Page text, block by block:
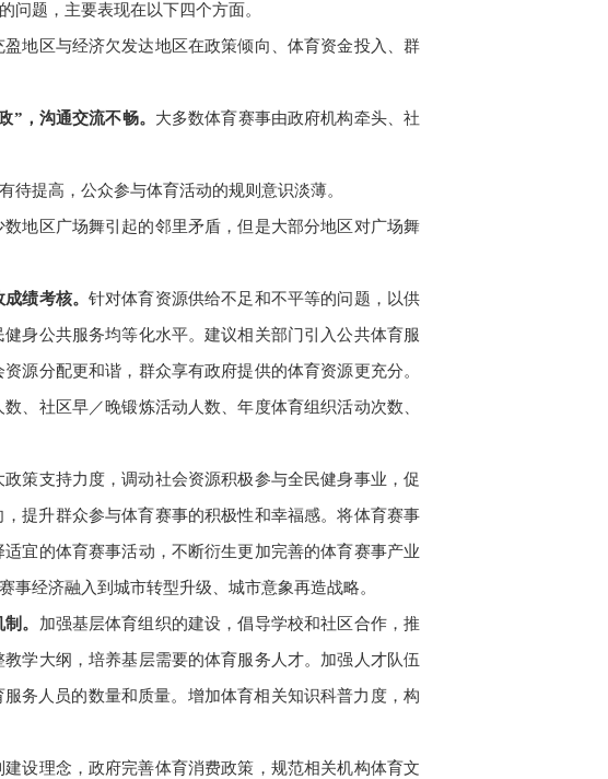
问题，主要表现在以下四个方面。
地区与经济欠发达地区在政策倾向、体育资金投入、群
”，沟通交流不畅。 大多数体育赛事由政府机构牵头、社
提高，公众参与体育活动的规则意识淡薄。
地区广场舞引起的邻里矛盾，但是大部分地区对广场舞
绩考核。 针对体育资源供给不足和不平等的问题，以供
身公共服务均等化水平。建议相关部门引入公共体育服
源分配更和谐，群众享有政府提供的体育资源更充分。
、社区早／晚锻炼活动人数、年度体育组织活动次数、
政策支持力度，调动社会资源积极参与全民健身事业，促
提升群众参与体育赛事的积极性和幸福感。将体育赛事
宜的体育赛事活动，不断衍生更加完善的体育赛事产业
经济融入到城市转型升级、城市意象再造战略。
。 加强基层体育组织的建设，倡导学校和社区合作，推
学大纲，培养基层需要的体育服务人才。加强人才队伍
务人员的数量和质量。增加体育相关知识科普力度，构
建设理念，政府完善体育消费政策，规范相关机构体育文